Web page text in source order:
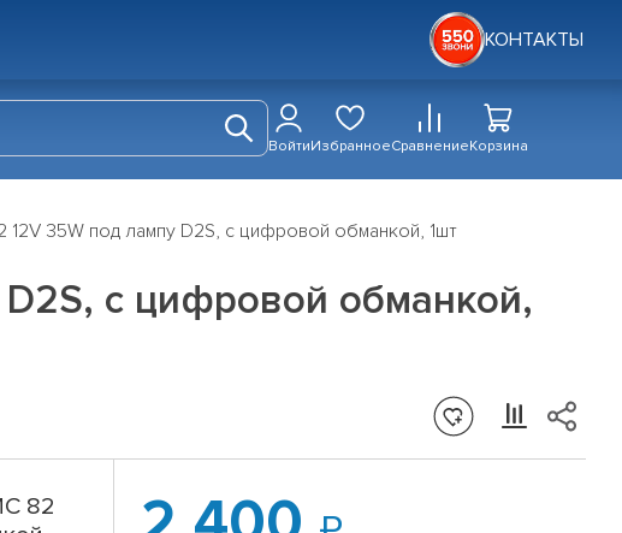
КОНТАКТЫ
ВойтиИзбранноеСравнениеКорзина
12V 35W под лампу D2S, с цифровой обманкой, 1шт
с цифровой обманкой,
82